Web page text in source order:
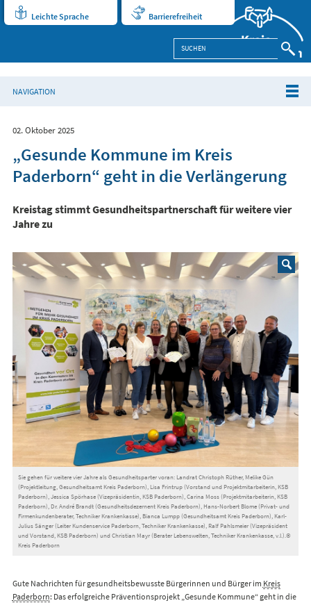
Leichte Sprache Barrierefreiheit
NAVIGATION
02. Oktober 2025
„Gesunde Kommune im Kreis
Paderborn“ geht in die Verlängerung
Kreistag stimmt Gesundheitspartnerschaft für weitere vier
Jahre zu
Sie gehen für weitere vier Jahre als Gesundheitsparter voran: Landrat Christoph Rüther, Melike Gün
(Projektleitung, Gesundheitsamt Kreis Paderborn), Lisa Frintrup (Vorstand und Projektmitarbeiterin, KSB
Paderborn), Jessica Spörhase (Vizepräsidentin, KSB Paderborn), Carina Moss (Projektmitarbeiterin, KSB
Paderborn), Dr. André Brandt (Gesundheitsdezernent Kreis Paderborn), Hans-Norbert Blome (Privat- und
Firmenkundenberater, Techniker Krankenkasse), Bianca Lumpp (Gesundheitsamt Kreis Paderborn), Karl-
Julius Sänger (Leiter Kundenservice Paderborn, Techniker Krankenkasse), Ralf Pahlsmeier (Vizepräsident
und Vorstand, KSB Paderborn) und Christian Mayr (Berater Lebenswelten, Techniker Krankenkasse, v.l.).©
Kreis Paderborn
Gute Nachrichten für gesundheitsbewusste Bürgerinnen und Bürger im Kreis
Paderborn: Das erfolgreiche Präventionsprojekt „Gesunde Kommune“ geht in die